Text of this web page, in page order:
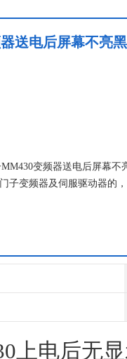
送电后屏幕不亮
变频器送电后屏幕
子变频器及伺服驱动器的
上电后无